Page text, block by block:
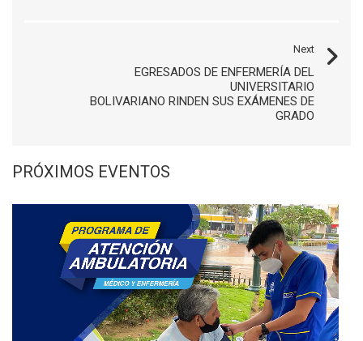
Next
EGRESADOS DE ENFERMERÍA DEL
UNIVERSITARIO
BOLIVARIANO RINDEN SUS EXÁMENES DE
GRADO
PRÓXIMOS EVENTOS